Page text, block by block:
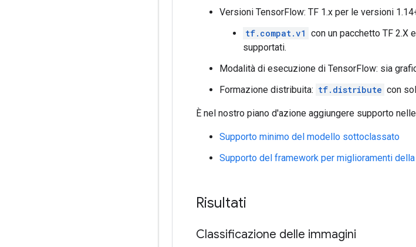
Versioni TensorFlow: TF 1.x per le versioni
tf.compat.v1 con un pacchetto TF 2.X e
supportati.
Modalità di esecuzione di TensorFlow: sia
Formazione distribuita: tf.distribute con
È nel nostro piano d'azione aggiungere supporto
Supporto minimo del modello sottoclassato
Supporto del framework per miglioramenti
Risultati
Classificazione delle immagini